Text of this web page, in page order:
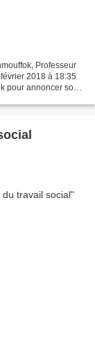
Professeur
2018 à 18:35
pour annoncer son